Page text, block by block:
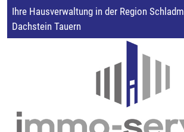
Ihre Hausverwaltung in der Region
Dachstein Tauern